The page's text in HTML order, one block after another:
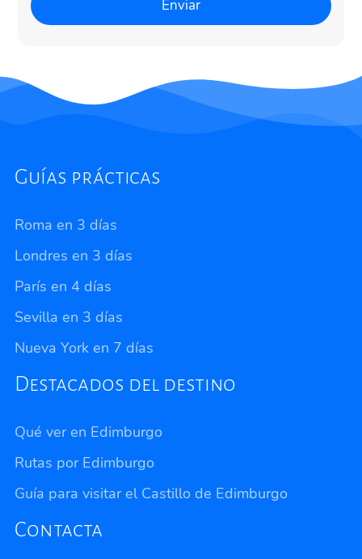
Guías prácticas
Roma en 3 días
Londres en 3 días
París en 4 días
Sevilla en 3 días
Nueva York en 7 días
Destacados del destino
Qué ver en Edimburgo
Rutas por Edimburgo
Guía para visitar el Castillo de Edimburgo
Contacta